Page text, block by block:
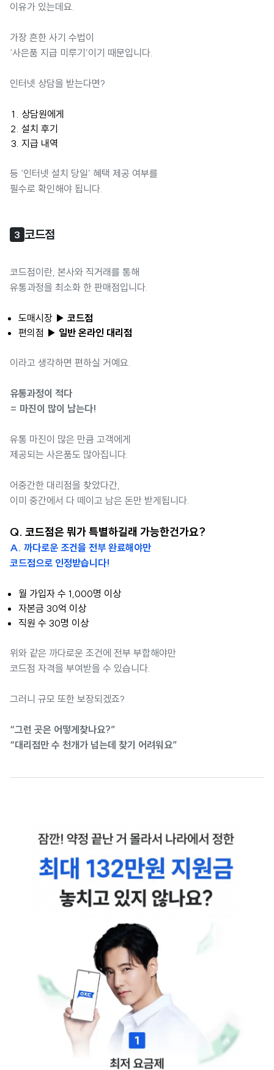
이유가 있는데요.
가장 흔한 사기 수법이
‘사은품 지급 미루기’이기 때문입니다.
인터넷 상담을 받는다면?
상담원에게
설치 후기
지급 내역
등 ‘인터넷 설치 당일’ 혜택 제공 여부를
필수로 확인해야 됩니다.
3 코드점
코드점이란, 본사와 직거래를 통해
유통과정을 최소화 한 판매점입니다.
도매시장 ▶ 코드점
편의점 ▶ 일반 온라인 대리점
이라고 생각하면 편하실 거예요.
유통과정이 적다
= 마진이 많이 남는다!
유통 마진이 많은 만큼 고객에게
제공되는 사은품도 많아집니다.
어중간한 대리점을 찾았다간,
이미 중간에서 다 떼이고 남은 돈만 받게됩니다.
Q. 코드점은 뭐가 특별하길래 가능한건가요?
A. 까다로운 조건을 전부 완료해야만
코드점으로 인정받습니다!
월 가입자 수 1,000명 이상
자본금 30억 이상
직원 수 30명 이상
위와 같은 까다로운 조건에 전부 부합해야만
코드점 자격을 부여받을 수 있습니다.
그러니 규모 또한 보장되겠죠?
“그런 곳은 어떻게찾나요?”
“대리점만 수 천개가 넘는데 찾기 어려워요”